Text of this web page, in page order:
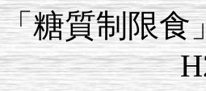
「糖質制限食